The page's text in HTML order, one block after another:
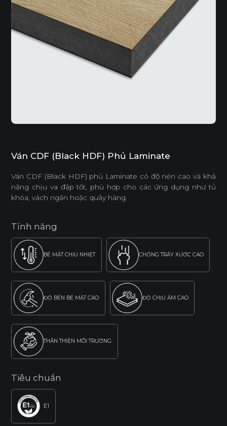
Ván CDF (Black HDF) Phủ Laminate
Ván CDF (Black HDF) phủ Laminate có độ nén cao và khả
năng chịu va đập tốt, phù hợp cho các ứng dụng như tủ
khóa, vách ngăn hoặc quầy hàng.
Tính năng
BỀ MẶT CHỊU NHIỆT CHỐNG TRẦY XƯỚC CAO
ĐỘ BỀN BỀ MẶT CAO ĐỘ CHỊU ẨM CAO
THÂN THIỆN MÔI TRƯỜNG
Tiêu chuẩn
E1